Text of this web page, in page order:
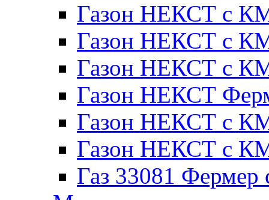
Газон НЕКСТ с
Газон НЕКСТ с
Газон НЕКСТ с
Газон НЕКСТ
Газон НЕКСТ с
Газон НЕКСТ с
Газ 33081